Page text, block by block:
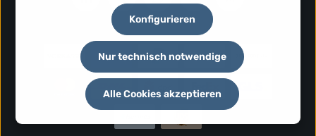
Nur technisch notwendige
Konfigurieren
Alle Cookies akzeptieren